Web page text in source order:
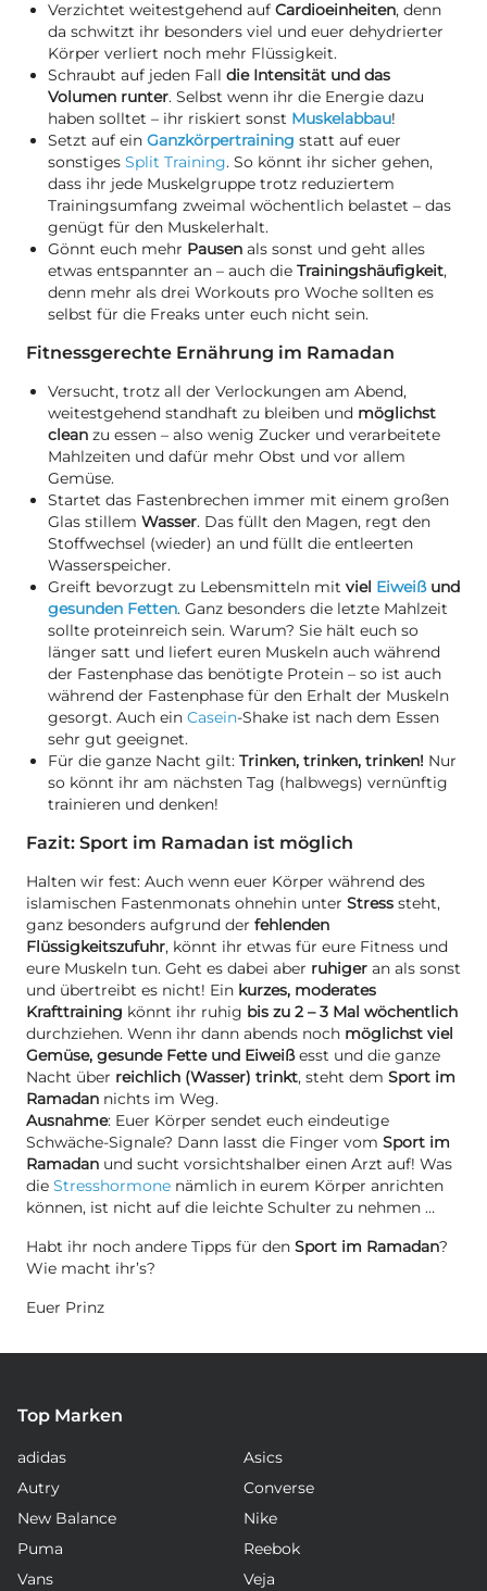
Verzichtet weitestgehend auf Cardioeinheiten, denn
da schwitzt ihr besonders viel und euer dehydrierter
Körper verliert noch mehr Flüssigkeit.
Schraubt auf jeden Fall die Intensität und das
Volumen runter. Selbst wenn ihr die Energie dazu
haben solltet – ihr riskiert sonst Muskelabbau!
Setzt auf ein Ganzkörpertraining statt auf euer
sonstiges Split Training. So könnt ihr sicher gehen,
dass ihr jede Muskelgruppe trotz reduziertem
Trainingsumfang zweimal wöchentlich belastet – das
genügt für den Muskelerhalt.
Gönnt euch mehr Pausen als sonst und geht alles
etwas entspannter an – auch die Trainingshäufigkeit,
denn mehr als drei Workouts pro Woche sollten es
selbst für die Freaks unter euch nicht sein.
Fitnessgerechte Ernährung im Ramadan
Versucht, trotz all der Verlockungen am Abend,
weitestgehend standhaft zu bleiben und möglichst
clean zu essen – also wenig Zucker und verarbeitete
Mahlzeiten und dafür mehr Obst und vor allem
Gemüse.
Startet das Fastenbrechen immer mit einem großen
Glas stillem Wasser. Das füllt den Magen, regt den
Stoffwechsel (wieder) an und füllt die entleerten
Wasserspeicher.
Greift bevorzugt zu Lebensmitteln mit viel Eiweißund
gesunden Fetten. Ganz besonders die letzte Mahlzeit
sollte proteinreich sein. Warum? Sie hält euch so
länger satt und liefert euren Muskeln auch während
der Fastenphase das benötigte Protein – so ist auch
während der Fastenphase für den Erhalt der Muskeln
gesorgt. Auch ein Casein-Shake ist nach dem Essen
sehr gut geeignet.
Für die ganze Nacht gilt: Trinken, trinken, trinken! Nur
so könnt ihr am nächsten Tag (halbwegs) vernünftig
trainieren und denken!
Fazit: Sport im Ramadan ist möglich
Halten wir fest: Auch wenn euer Körper während des
islamischen Fastenmonats ohnehin unter Stress steht,
ganz besonders aufgrund der fehlenden
Flüssigkeitszufuhr, könnt ihr etwas für eure Fitness und
eure Muskeln tun. Geht es dabei aber ruhiger an als sonst
und übertreibt es nicht! Ein kurzes, moderates
Krafttraining könnt ihr ruhig bis zu 2 – 3 Mal wöchentlich
durchziehen. Wenn ihr dann abends noch möglichst viel
Gemüse, gesunde Fette und Eiweißesst und die ganze
Nacht über reichlich (Wasser) trinkt, steht dem Sport im
Ramadan nichts im Weg.
Ausnahme: Euer Körper sendet euch eindeutige
Schwäche-Signale? Dann lasst die Finger vom Sport im
Ramadan und sucht vorsichtshalber einen Arzt auf! Was
die Stresshormone nämlich in eurem Körper anrichten
können, ist nicht auf die leichte Schulter zu nehmen …
Habt ihr noch andere Tipps für den Sport im Ramadan?
Wie macht ihr’s?
Euer Prinz
Top Marken
adidas
Asics
Autry
Converse
New Balance
Nike
Puma
Reebok
Vans
Veja